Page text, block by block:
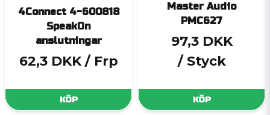
4Connect 4-600818
SpeakOn
anslutningar
62,3 DKK / Frp
KÖP
Master Audio
PMC627
97,3 DKK
/ Styck
KÖP